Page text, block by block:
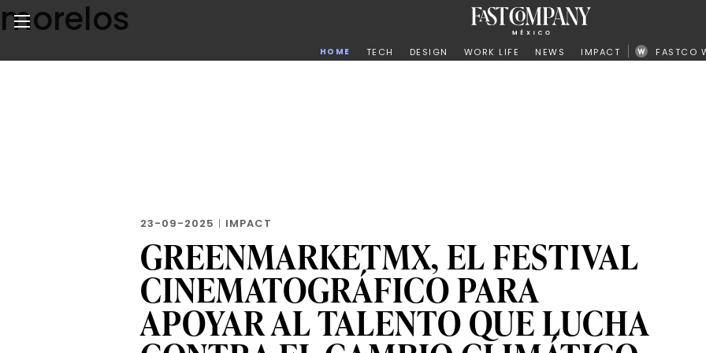
Skip
to
content
Noticias de negocios, innovación, tecnología y diseño
HOME TECH DESIGN WORK LIFE NEWS IMPACT FASTCO
morelos
23-09-2025 | IMPACT
GREENMARKETMX, EL FESTIVAL
CINEMATOGRÁFICO PARA
APOYAR AL TALENTO QUE LUCHA